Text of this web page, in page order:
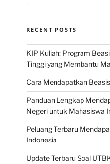
RECENT POSTS
KIP Kuliah: Program
Tinggi yang Membantu
Cara Mendapatkan
Panduan Lengkap
Negeri untuk Mahasiswa
Peluang Terbaru
Indonesia
Update Terbaru Soal